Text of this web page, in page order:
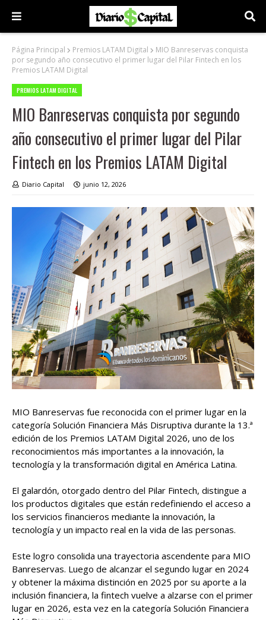
Página Principal Premios LATAM Digital
MIO Banreservas conquista
por segundo año consecutivo el primer lugar del Pilar Fintech en los
Premios LATAM Digital
PREMIOS LATAM DIGITAL
MIO Banreservas conquista por segundo
año consecutivo el primer lugar del Pilar
Fintech en los Premios LATAM Digital
Diario Capital junio 12, 2026
MIO Banreservas fue reconocida con el primer lugar en la
categoría Solución Financiera Más Disruptiva durante la 13.ª
edición de los Premios LATAM Digital 2026, uno de los
reconocimientos más importantes a la innovación, la
tecnología y la transformación digital en América Latina.
El galardón, otorgado dentro del Pilar Fintech, distingue a
los productos digitales que están redefiniendo el acceso a
los servicios financieros mediante la innovación, la
tecnología y un impacto real en la vida de las personas.
Este logro consolida una trayectoria ascendente para MIO
Banreservas. Luego de alcanzar el segundo lugar en 2024
y obtener la máxima distinción en 2025 por su aporte a la
inclusión financiera, la fintech vuelve a alzarse con el primer
lugar en 2026, esta vez en la categoría Solución Financiera